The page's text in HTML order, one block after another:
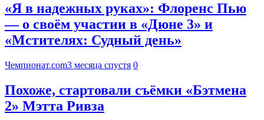
«Я в надежных руках»: Флоренс Пью
— о своём участии в «Дюне 3» и
«Мстителях: Судный день»
Чемпионат.com3 месяца спустя 0
Похоже, стартовали съёмки «Бэтмена
2» Мэтта Ривза